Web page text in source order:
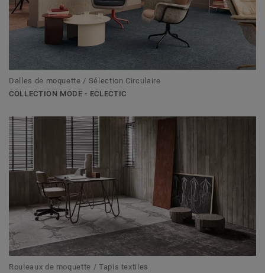
Dalles de moquette / Sélection Circulaire
COLLECTION MODE - ECLECTIC
Rouleaux de moquette / Tapis textiles